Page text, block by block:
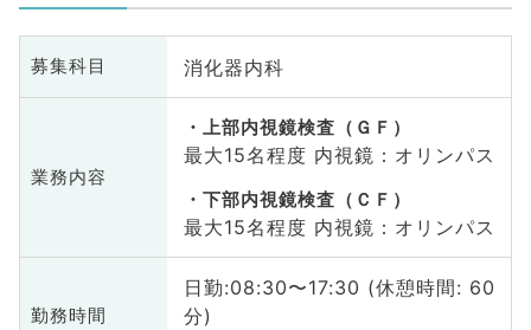
募集科目 消化器内科
業務内容
上部内視鏡検査（ＧＦ）
最大15名程度 内視鏡：オリンパス
下部内視鏡検査（ＣＦ）
最大15名程度 内視鏡：オリンパス
勤務時間
日勤:08:30〜17:30 (休憩時間: 60
分)